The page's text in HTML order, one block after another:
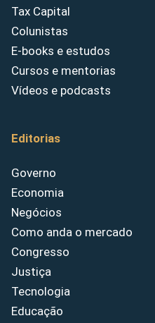
Tax Capital
Colunistas
E-books e estudos
Cursos e mentorias
Vídeos e podcasts
Editorias
Governo
Economia
Negócios
Como anda o mercado
Congresso
Justiça
Tecnologia
Educação